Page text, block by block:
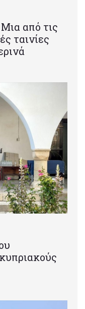
από τις
ταινίες